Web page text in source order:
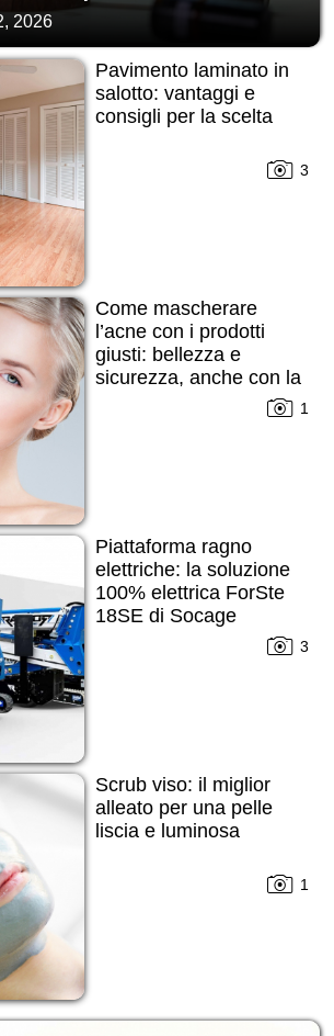
2026
Pavimento laminato in
salotto: vantaggi e
consigli per la scelta
3
Come mascherare
l’acne con i prodotti
giusti: bellezza e
sicurezza, anche con la
1
Piattaforma ragno
elettriche: la soluzione
100% elettrica ForSte
18SE di Socage
3
Scrub viso: il miglior
alleato per una pelle
liscia e luminosa
1